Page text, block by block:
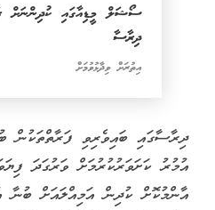
ސޯޝަލް މީޑިއާގައި ކުދިންނަށް
ދިރާސާ
އިތުރަށް ވިދާޅުވުމަށް
ދިރާސާގައި ބައިވެރިވި ފަރާތްތަކުން
އުމުރު ކަށަވަރުކުރުމަށް ވަރުގަދަ
އާންމުކޮށް ކުދިން އަމިއްލައަށް ބުނާ